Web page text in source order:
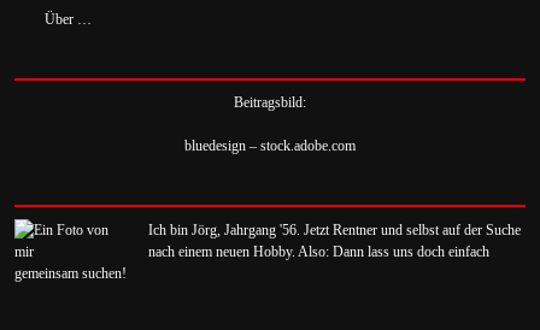
Über …
Beitragsbild:
bluedesign – stock.adobe.com
Ich bin Jörg, Jahrgang '56. Jetzt Rentner und selbst auf der Suche
nach einem neuen Hobby. Also: Dann lass uns doch einfach
gemeinsam suchen!